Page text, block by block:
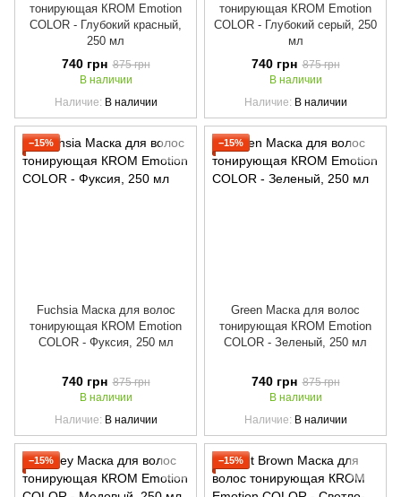
тонирующая КROM Emotion
COLOR - Глубокий красный,
250 мл
740 грн 875 грн
В наличии
Наличие
В наличии
тонирующая КROM Emotion
COLOR - Глубокий серый, 250
мл
740 грн 875 грн
В наличии
Наличие
В наличии
−15%
Fuchsia Маска для волос
тонирующая КROM Emotion
COLOR - Фуксия, 250 мл
740 грн 875 грн
В наличии
Наличие
В наличии
−15%
Green Маска для волос
тонирующая КROM Emotion
COLOR - Зеленый, 250 мл
740 грн 875 грн
В наличии
Наличие
В наличии
−15% −15%